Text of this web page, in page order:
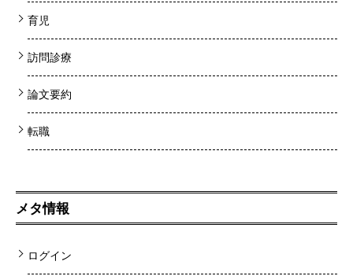
育児
訪問診療
論文要約
転職
メタ情報
ログイン